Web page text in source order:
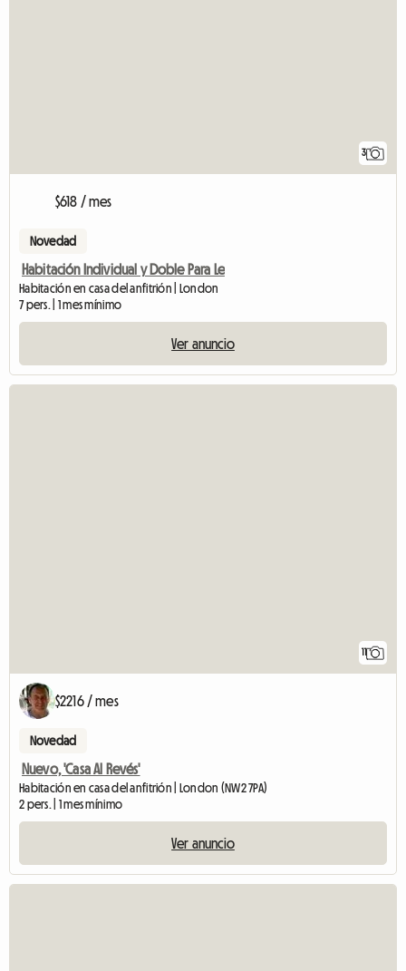
3
$618 / mes
Novedad
Habitación Individual y Doble Para Le
Habitación en casa del anfitrión | London
7 pers. | 1 mes mínimo
Ver anuncio
11
$2216 / mes
Novedad
Nuevo, 'Casa Al Revés'
Habitación en casa del anfitrión | London (NW2 7PA)
2 pers. | 1 mes mínimo
Ver anuncio